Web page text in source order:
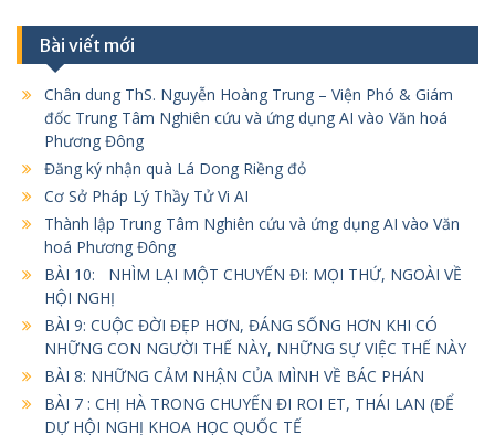
Bài viết mới
Chân dung ThS. Nguyễn Hoàng Trung – Viện Phó & Giám
đốc Trung Tâm Nghiên cứu và ứng dụng AI vào Văn hoá
Phương Đông
Đăng ký nhận quà Lá Dong Riềng đỏ
Cơ Sở Pháp Lý Thầy Tử Vi AI
Thành lập Trung Tâm Nghiên cứu và ứng dụng AI vào Văn
hoá Phương Đông
BÀI 10: NHÌM LẠI MỘT CHUYẾN ĐI: MỌI THỨ, NGOÀI VỀ
HỘI NGHỊ
BÀI 9: CUỘC ĐỜI ĐẸP HƠN, ĐÁNG SỐNG HƠN KHI CÓ
NHỮNG CON NGƯỜI THẾ NÀY, NHỮNG SỰ VIỆC THẾ NÀY
BÀI 8: NHỮNG CẢM NHẬN CỦA MÌNH VỀ BÁC PHÁN
BÀI 7 : CHỊ HÀ TRONG CHUYẾN ĐI ROI ET, THÁI LAN (ĐỂ
DỰ HỘI NGHỊ KHOA HỌC QUỐC TẾ